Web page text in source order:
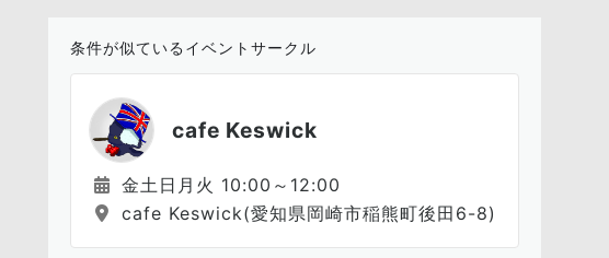
条件が似ているイベントサークル
cafe Keswick
金土日月火 10:00～12:00
cafe Keswick(愛知県岡崎市稲熊町後田6-8)